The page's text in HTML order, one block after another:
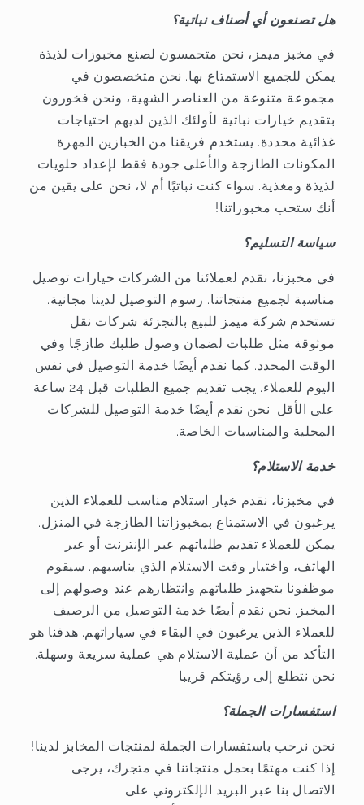
هل تصنعون أي أصناف نباتية؟
في مخبز ميمز، نحن متحمسون لصنع مخبوزات لذيذة
يمكن للجميع الاستمتاع بها. نحن متخصصون في
مجموعة متنوعة من العناصر الشهية، ونحن فخورون
بتقديم خيارات نباتية لأولئك الذين لديهم احتياجات
غذائية محددة. يستخدم فريقنا من الخبازين المهرة
المكونات الطازجة والأعلى جودة فقط لإعداد حلويات
لذيذة ومغذية. سواء كنت نباتيًا أم لا، نحن على يقين من
أنك ستحب مخبوزاتنا!
سياسة التسليم؟
في مخبزنا، نقدم لعملائنا من الشركات خيارات توصيل
مناسبة لجميع منتجاتنا. رسوم التوصيل لدينا مجانية.
تستخدم شركة ميمز للبيع بالتجزئة شركات نقل
موثوقة مثل طلبات لضمان وصول طلبك طازجًا وفي
الوقت المحدد. كما نقدم أيضًا خدمة التوصيل في نفس
اليوم للعملاء. يجب تقديم جميع الطلبات قبل 24 ساعة
على الأقل. نحن نقدم أيضًا خدمة التوصيل للشركات
المحلية والمناسبات الخاصة.
خدمة الاستلام؟
في مخبزنا، نقدم خيار استلام مناسب للعملاء الذين
يرغبون في الاستمتاع بمخبوزاتنا الطازجة في المنزل.
يمكن للعملاء تقديم طلباتهم عبر الإنترنت أو عبر
الهاتف، واختيار وقت الاستلام الذي يناسبهم. سيقوم
موظفونا بتجهيز طلباتهم وانتظارهم عند وصولهم إلى
المخبز. نحن نقدم أيضًا خدمة التوصيل من الرصيف
للعملاء الذين يرغبون في البقاء في سياراتهم. هدفنا هو
التأكد من أن عملية الاستلام هي عملية سريعة وسهلة.
نحن نتطلع إلى رؤيتكم قريبا
استفسارات الجملة؟
نحن نرحب باستفسارات الجملة لمنتجات المخابز لدينا!
إذا كنت مهتمًا بحمل منتجاتنا في متجرك، يرجى
الاتصال بنا عبر البريد الإلكتروني على